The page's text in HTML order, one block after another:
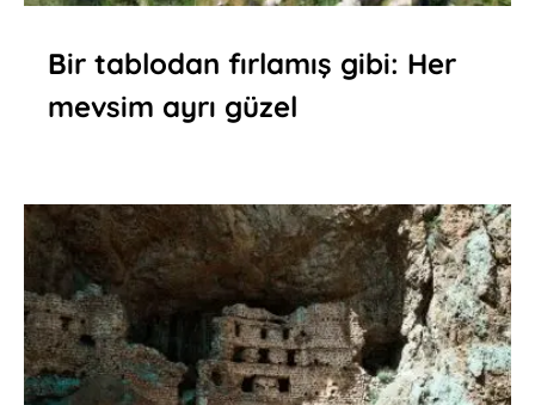
Bir tablodan fırlamış gibi: Her
mevsim ayrı güzel